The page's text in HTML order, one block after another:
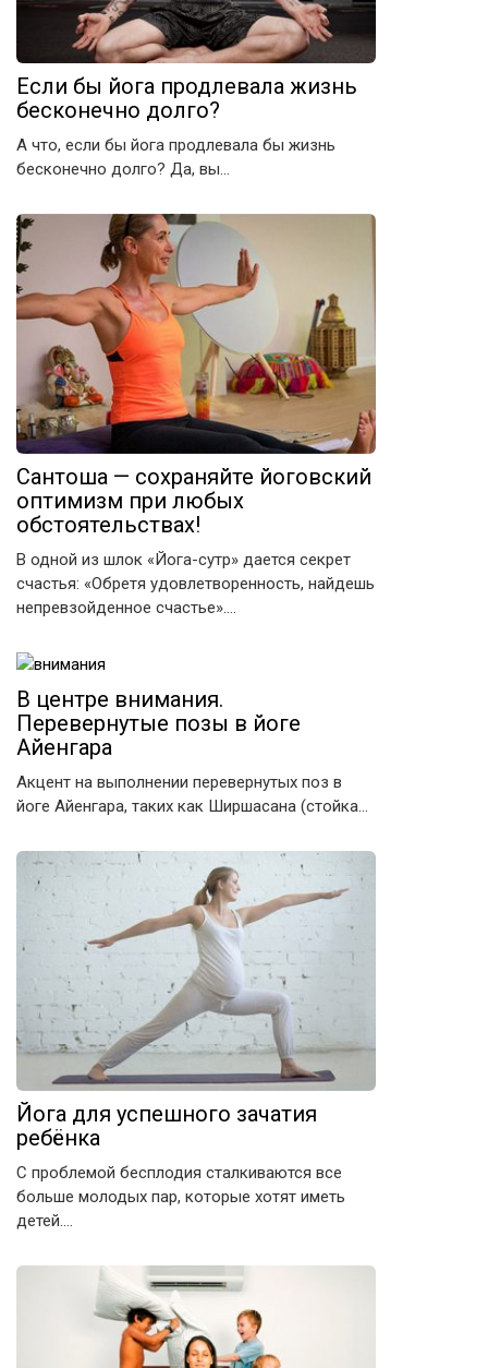
Если бы йога продлевала жизнь
бесконечно долго?
А что, если бы йога продлевала бы жизнь
бесконечно долго? Да, вы…
Сантоша — сохраняйте йоговский
оптимизм при любых
обстоятельствах!
В одной из шлок «Йога-сутр» дается секрет
счастья: «Обретя удовлетворенность, найдешь
непревзойденное счастье»….
В центре внимания.
Перевернутые позы в йоге
Айенгара
Акцент на выполнении перевернутых поз в
йоге Айенгара, таких как Ширшасана (стойка…
Йога для успешного зачатия
ребёнка
С проблемой бесплодия сталкиваются все
больше молодых пар, которые хотят иметь
детей….
Жми «Нравится», чтобы читать нас на
Facebook